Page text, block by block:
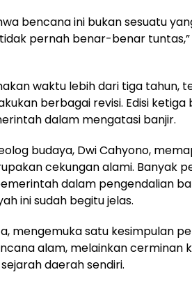
bencana ini bukan sesuatu
pernah benar-benar tuntas,”
waktu lebih dari tiga tahun,
berbagai revisi. Edisi
dalam mengatasi banjir.
budaya, Dwi Cahyono,
cekungan alami. Banyak
dalam pengendalian
ini sudah begitu jelas.
mengemuka satu kesimpulan
alam, melainkan cerminan
daerah sendiri.